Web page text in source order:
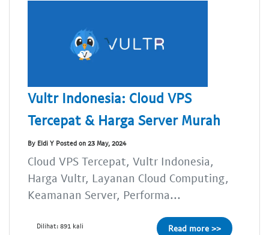
Vultr Indonesia: Cloud VPS
Tercepat & Harga Server Murah
By Eldi Y Posted on 23 May, 2024
Cloud VPS Tercepat, Vultr Indonesia,
Harga Vultr, Layanan Cloud Computing,
Keamanan Server, Performa...
Dilihat: 891 kali Read more >>